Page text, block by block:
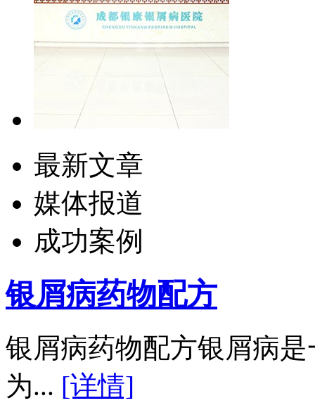
最新文章
媒体报道
成功案例
银屑病药物配方
银屑病药物配方银屑病
为... [详情]